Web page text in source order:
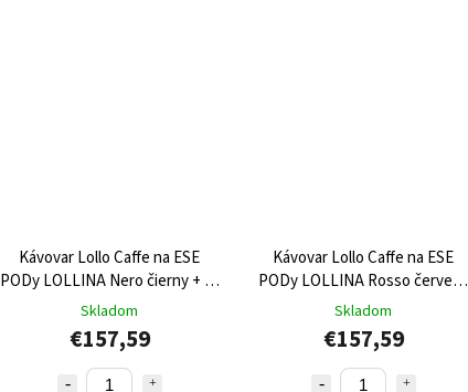
Kávovar Lollo Caffe na ESE
PODy LOLLINA Nero čierny + 40
ESE Podov
Skladom
€157,59
Kávovar Lollo Caffe na ESE
PODy LOLLINA Rosso červený
+ 40 ESE Podov
Skladom
€157,59